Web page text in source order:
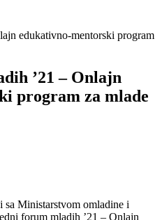
edukativno-mentorski program
’21 – Onlajn
program za mlade
Ministarstvom omladine i
forum mladih ’21 – Onlajn